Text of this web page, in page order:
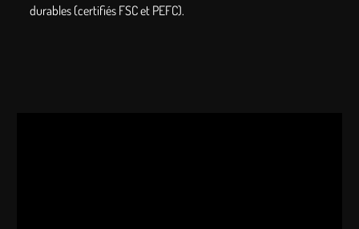
durables (certifiés FSC et PEFC).